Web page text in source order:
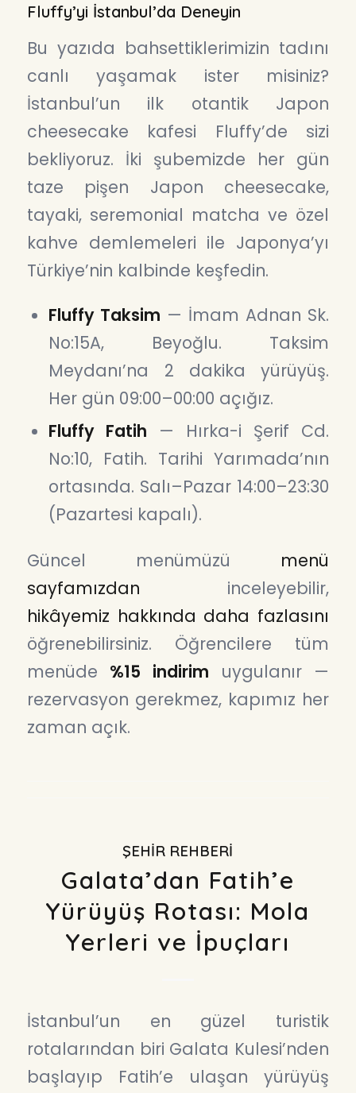
Fluffy’yi İstanbul’da Deneyin
Bu yazıda bahsettiklerimizin tadını
canlı yaşamak ister misiniz?
İstanbul’un ilk otantik Japon
cheesecake kafesi Fluffy’de sizi
bekliyoruz. İki şubemizde her gün
taze pişen Japon cheesecake,
tayaki, seremonial matcha ve özel
kahve demlemeleri ile Japonya’yı
Türkiye’nin kalbinde keşfedin.
Fluffy Taksim — İmam Adnan Sk.
No:15A, Beyoğlu. Taksim
Meydanı’na 2 dakika yürüyüş.
Her gün 09:00–00:00 açığız.
Fluffy Fatih — Hırka-i Şerif Cd.
No:10, Fatih. Tarihi Yarımada’nın
ortasında. Salı–Pazar 14:00–23:30
(Pazartesi kapalı).
Güncel menümüzü menü
sayfamızdan inceleyebilir,
hikâyemiz hakkında daha fazlasını
öğrenebilirsiniz. Öğrencilere tüm
menüde %15 indirim uygulanır —
rezervasyon gerekmez, kapımız her
zaman açık.
ŞEHIR REHBERI
Galata’dan Fatih’e
Yürüyüş Rotası: Mola
Yerleri ve İpuçları
İstanbul’un en güzel turistik
rotalarından biri Galata Kulesi’nden
başlayıp Fatih’e ulaşan yürüyüş